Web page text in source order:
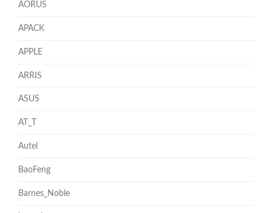
AORUS
APACK
APPLE
ARRIS
ASUS
AT_T
Autel
BaoFeng
Barnes_Noble